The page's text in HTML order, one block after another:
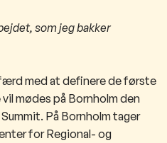
som jeg bakker
med at definere de første
mødes på Bornholm den
På Bornholm tager
for Regional- og